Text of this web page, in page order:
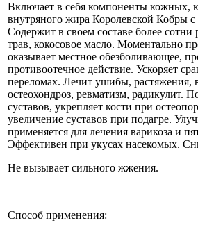
Включает в себя компоненты кожных,
внутряного жира Королевской Кобры с
Содержит в своем составе более
трав, кокосовое масло. Моментально
оказывает местное обезболивающее,
противоотечное действие. Ускоряет
переломах. Лечит ушибы, растяжения,
остеохондроз, ревматизм, радикулит.
суставов, укрепляет кости при
увеличение суставов при подагре.
применяется для лечения варикоза и
Эффективен при укусах насекомых.
Не вызывает сильного жжения.
Способ применения: